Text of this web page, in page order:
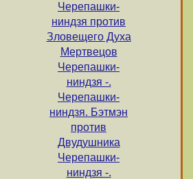
Черепашки-
ниндзя против
Зловещего Духа
Мертвецов
Черепашки-
ниндзя -.
Черепашки-
ниндзя. Бэтмэн
против
Двудушника
Черепашки-
ниндзя -.